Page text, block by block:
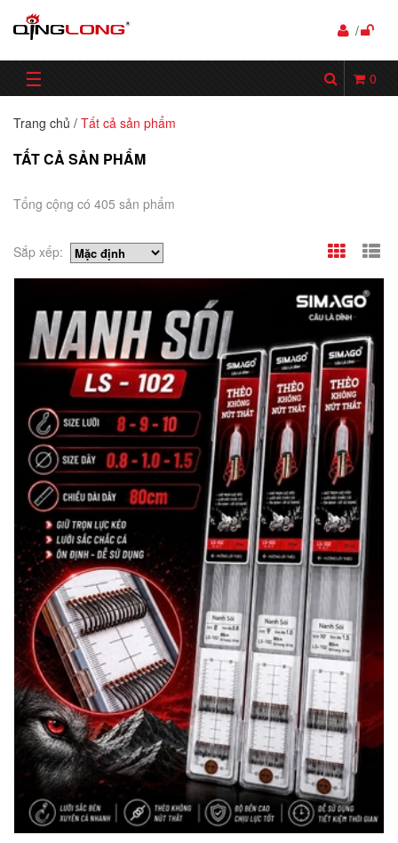
/
☰ 0
Trang chủ / Tất cả sản phẩm
TẤT CẢ SẢN PHẨM
Tổng cộng có 405 sản phẩm
Sắp xếp: